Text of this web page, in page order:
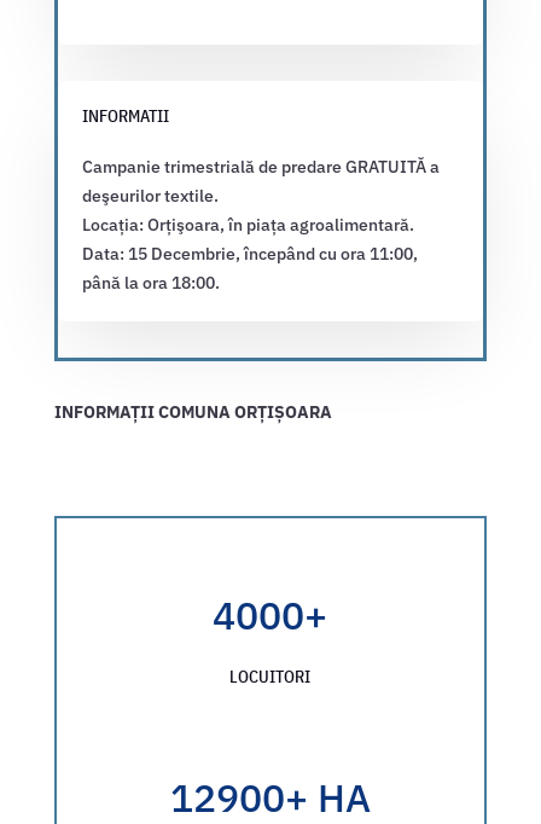
INFORMATII
Campanie trimestrială de predare GRATUITĂ a
deşeurilor textile.
Locația: Orțişoara, în piața agroalimentară.
Data: 15 Decembrie, începând cu ora 11:00,
până la ora 18:00.
INFORMAȚIICOMUNAORȚIȘOARA
4000+
LOCUITORI
12900+ HA